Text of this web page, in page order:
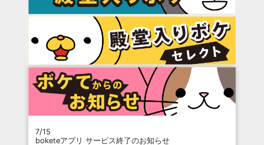
7/15
boketeアプリ サービス終了のお知らせ